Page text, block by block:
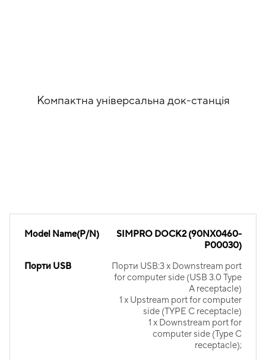
Компактна універсальна док-станція
Model Name(P/N)
SIMPRO DOCK2 (90NX0460-
P00030)
Порти USB
Порти USB:3 x Downstream port
for computer side (USB 3.0 Type
A receptacle)
1 x Upstream port for computer
side (TYPE C receptacle)
1 x Downstream port for
computer side (Type C
receptacle);